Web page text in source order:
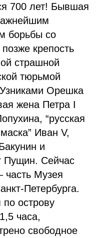
700 лет! Бывшая
борьбы со
крепость
страшной
тюрьмой
Орешка
жена Петра I
“русская
Иван V,
и
Пущин. Сейчас
часть Музея
Петербурга.
по острову
часа,
свободное